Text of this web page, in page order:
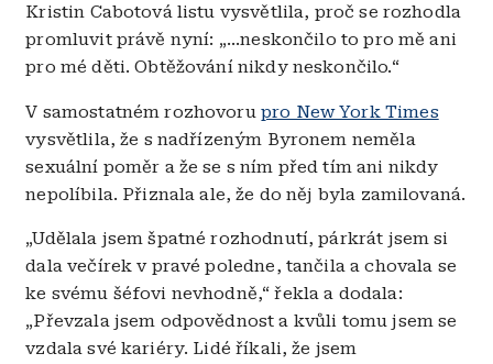
Kristin Cabotová listu vysvětlila, proč se rozhodla
promluvit právě nyní: „...neskončilo to pro mě ani
pro mé děti. Obtěžování nikdy neskončilo.“
V samostatném rozhovoru pro New York Times
vysvětlila, že s nadřízeným Byronem neměla
sexuální poměr a že se s ním před tím ani nikdy
nepolíbila. Přiznala ale, že do něj byla zamilovaná.
„Udělala jsem špatné rozhodnutí, párkrát jsem si
dala večírek v pravé poledne, tančila a chovala se
ke svému šéfovi nevhodně,“ řekla a dodala:
„Převzala jsem odpovědnost a kvůli tomu jsem se
vzdala své kariéry. Lidé říkali, že jsem